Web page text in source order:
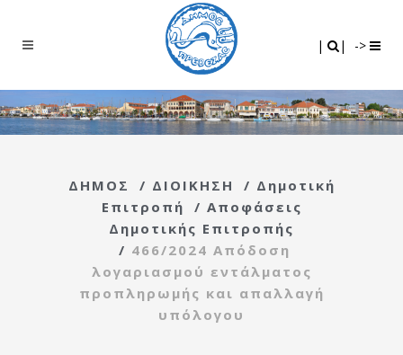
| | ->
ΔΗΜΟΣ / ΔΙΟΙΚΗΣΗ / Δημοτική
Επιτροπή
/ Αποφάσεις
Δημοτικής Επιτροπής
/ 466/2024 Απόδοση
λογαριασμού εντάλματος
προπληρωμής και απαλλαγή
υπόλογου